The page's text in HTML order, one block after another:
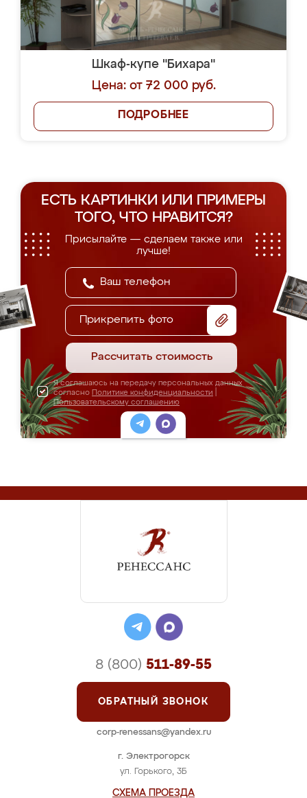
Шкаф-купе "Бихара"
Цена: от 72 000 руб.
ПОДРОБНЕЕ
ЕСТЬ КАРТИНКИ ИЛИ ПРИМЕРЫ
ТОГО, ЧТО НРАВИТСЯ?
Присылайте — сделаем также или
лучше!
Прикрепить фото
Рассчитать стоимость
Я соглашаюсь на передачу персональных данных
согласно Политике конфиденциальности
Пользовательскому соглашению
г. Электрогорск
ул. Горького, 3Б
СХЕМА ПРОЕЗДА
8 (800) 511-89-55
ОБРАТНЫЙ ЗВОНОК
corp-renessans@yandex.ru